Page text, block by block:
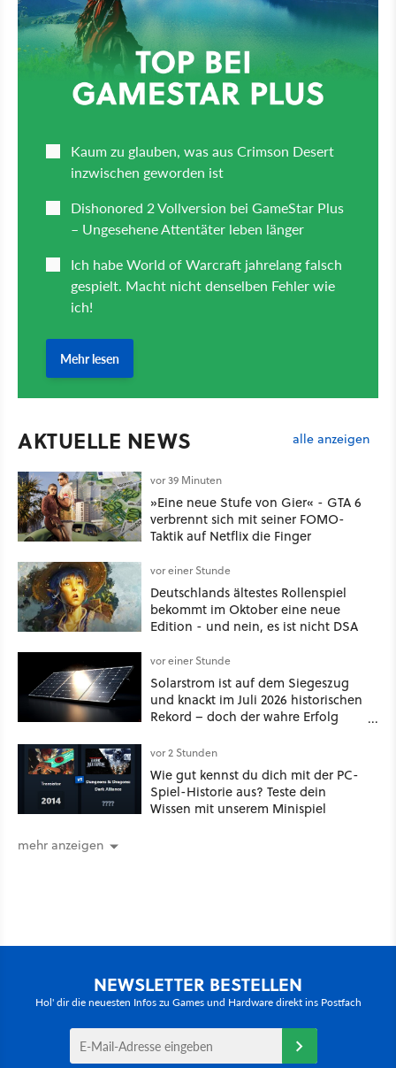
AKTUELLE NEWS alle anzeigen
vor 39 Minuten
»Eine neue Stufe von Gier« - GTA 6
verbrennt sich mit seiner FOMO-
Taktik auf Netflix die Finger
vor einer Stunde
Deutschlands ältestes Rollenspiel
bekommt im Oktober eine neue
Edition - und nein, es ist nicht DSA
vor einer Stunde
Solarstrom ist auf dem Siegeszug
und knackt im Juli 2026 historischen
Rekord – doch der wahre Erfolg
vor 2 Stunden
Wie gut kennst du dich mit der PC-
Spiel-Historie aus? Teste dein
Wissen mit unserem Minispiel
mehr anzeigen
NEWSLETTER BESTELLEN
Hol' dir die neuesten Infos zu Games und Hardware direkt ins Postfach